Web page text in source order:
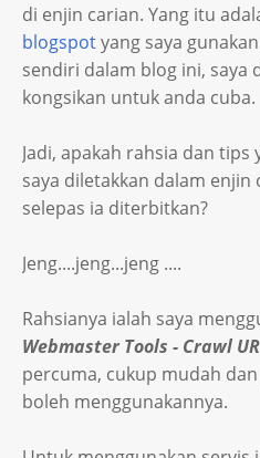
di enjin carian. Yang itu
blogspotyang saya
sendiri dalam blog ini, saya
kongsikan untuk anda cuba.
Jadi, apakah rahsia dan
saya diletakkan dalam enjin
selepas ia diterbitkan?
Jeng....jeng...jeng ....
Rahsianya ialah saya
Webmaster Tools - Crawl
percuma, cukup mudah
boleh menggunakannya.